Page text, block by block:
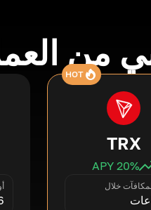
من
HOT
TRX
20% APY
خلال
6